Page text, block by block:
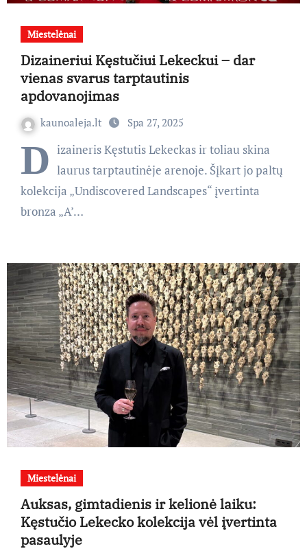
Miestelėnai
Dizaineriui Kęstučiui Lekeckui – dar
vienas svarus tarptautinis
apdovanojimas
kaunoaleja.lt Spa 27, 2025
D izaineris Kęstutis Lekeckas ir toliau skina
laurus tarptautinėje arenoje. Šįkart jo paltų
kolekcija „Undiscovered Landscapes“ įvertinta
bronza „A’…
Miestelėnai
Auksas, gimtadienis ir kelionė laiku:
Kęstučio Lekecko kolekcija vėl įvertinta
pasaulyje